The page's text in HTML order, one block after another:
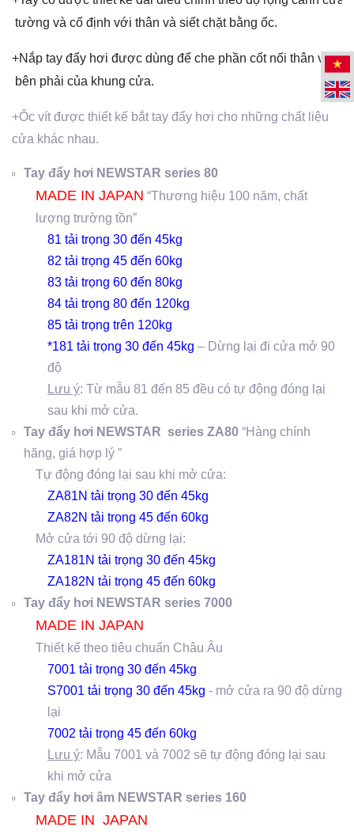
tường và cố định với thân và siết chặt bằng ốc.
+Nắp tay đẩy hơi được dùng để che phần cốt nối thân với
bên phải của khung cửa.
+Ốc vít được thiết kế bắt tay đẩy hơi cho những chất liệu
cửa khác nhau.
Tay đẩy hơi NEWSTAR series 80
MADE IN JAPAN “Thương hiệu 100 năm, chất
lượng trường tồn”
81 tải trọng 30 đến 45kg
82 tải trọng 45 đến 60kg
83 tải trọng 60 đến 80kg
84 tải trọng 80 đến 120kg
85 tải trọng trên 120kg
*181 tải trọng 30 đến 45kg – Dừng lại đi cửa mở 90
độ
Lưu ý: Từ mẫu 81 đến 85 đều có tự động đóng lại
sau khi mở cửa.
Tay đẩy hơi NEWSTAR series ZA80 “Hàng chính
hãng, giá hợp lý ”
Tự động đóng lại sau khi mở cửa:
ZA81N tải trọng 30 đến 45kg
ZA82N tải trọng 45 đến 60kg
Mở cửa tới 90 độ dừng lại:
ZA181N tải trọng 30 đến 45kg
ZA182N tải trọng 45 đến 60kg
Tay đẩy hơi NEWSTAR series 7000
MADE IN JAPAN
Thiết kế theo tiêu chuẩn Châu Âu
7001 tải trọng 30 đến 45kg
S7001 tải trọng 30 đến 45kg - mở cửa ra 90 độ dừng
lại
7002 tải trọng 45 đến 60kg​​
Lưu ý: Mẫu 7001 và 7002 sẽ tự động đóng lại sau
khi mở cửa
Tay đẩy hơi âm NEWSTAR series 160
MADE IN JAPAN